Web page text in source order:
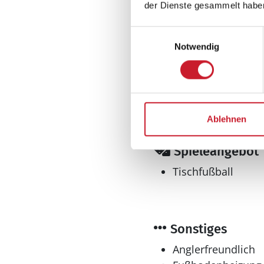
der Dienste gesammelt
Notwendig
Ablehnen
Wellness
Gratis
Sauna
Whirlpool
Innen-und
Spieleangebot
Tischfußball
Sonstiges
Anglerfreundlich